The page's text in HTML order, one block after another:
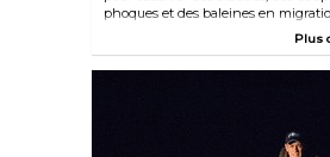
phoques et des baleines en
le littoral de la péninsule de
l'île Tasman.
Plus